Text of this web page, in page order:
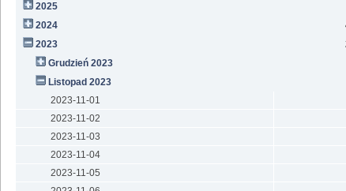
2025
2024
2023
Grudzień 2023
Listopad 2023
2023-11-01
2023-11-02
2023-11-03
2023-11-04
2023-11-05